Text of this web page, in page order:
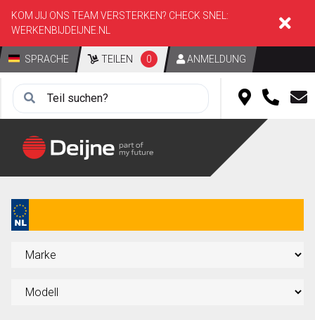
KOM JIJ ONS TEAM VERSTERKEN? CHECK SNEL:
WERKENBIJDEIJNE.NL
SPRACHE TEILEN 0 ANMELDUNG